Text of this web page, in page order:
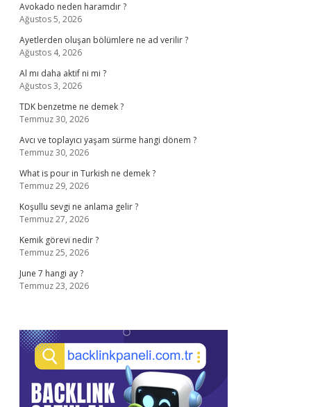
Avokado neden haramdır ?
Ağustos 5, 2026
Ayetlerden oluşan bölümlere ne ad verilir ?
Ağustos 4, 2026
Al mı daha aktif ni mi ?
Ağustos 3, 2026
TDK benzetme ne demek ?
Temmuz 30, 2026
Avcı ve toplayıcı yaşam sürme hangi dönem ?
Temmuz 30, 2026
What is pour in Turkish ne demek ?
Temmuz 29, 2026
Koşullu sevgi ne anlama gelir ?
Temmuz 27, 2026
Kemik görevi nedir ?
Temmuz 25, 2026
June 7 hangi ay ?
Temmuz 23, 2026